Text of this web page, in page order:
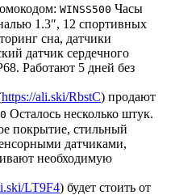
WINSS500 Часы
1.3″, 12 спортивных
сна, датчики
датчик сердечного
Работают 5 дней без
https://ali.ski/RbstC) продают
Осталось несколько штук.
покрытие, стильный
датчиками,
необходимую
LT9F4) будет стоить от